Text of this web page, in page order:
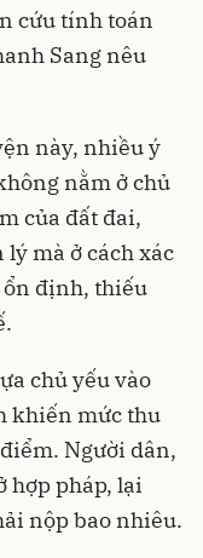
cứu tính toán
Sang nêu
này, nhiều ý
nằm ở chủ
của đất đai,
mà ở cách xác
định, thiếu
chủ yếu vào
khiến mức thu
Người dân,
hợp pháp, lại
nộp bao nhiêu.